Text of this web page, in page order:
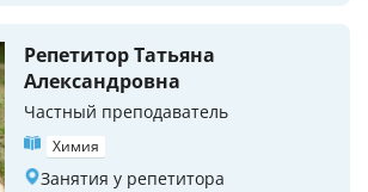
Репетитор Татьяна
Александровна
Частный преподаватель
Химия
Занятия у репетитора